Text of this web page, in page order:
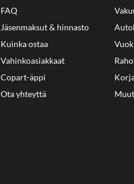
FAQ
Jäsenmaksut & hinnasto
Kuinka ostaa
Vahinkoasiakkaat
Copart-äppi
Ota yhteyttä